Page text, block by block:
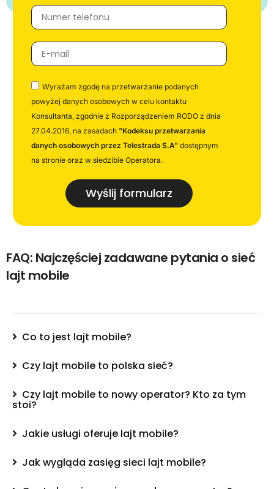
Wyrażam zgodę na przetwarzanie podanych
powyżej danych osobowych w celu kontaktu
Konsultanta, zgodnie z Rozporządzeniem RODO z dnia
27.04.2016, na zasadach "Kodeksu przetwarzania
danych osobowych przez Telestrada S.A" dostępnym
na stronie oraz w siedzibie Operatora.
Wyślij formularz
FAQ: Najczęściej zadawane pytania o sieć
lajt mobile
Co to jest lajt mobile?
Czy lajt mobile to polska sieć?
Czy lajt mobile to nowy operator? Kto za tym
stoi?
Jakie usługi oferuje lajt mobile?
Jak wygląda zasięg sieci lajt mobile?